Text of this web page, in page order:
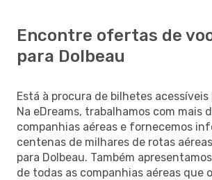
Encontre ofertas de
para Dolbeau
Está à procura de bilhetes acessíveis
Na eDreams, trabalhamos com mais
companhias aéreas e fornecemos
centenas de milhares de rotas
para Dolbeau. Também
de todas as companhias aéreas que